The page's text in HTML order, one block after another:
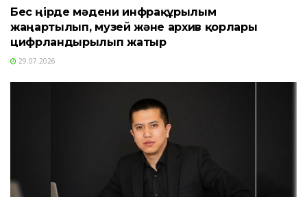
Бес өңірде мәдени инфрақұрылым
жаңартылып, музей және архив қорлары
цифрландырылып жатыр
29.07.2026